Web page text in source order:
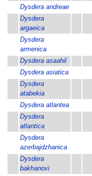
Dysdera andreae
Dysdera
argaeica
Dysdera
armenica
Dysdera asaahil
Dysdera asiatica
Dysdera
atabekia
Dysdera atlantea
Dysdera
atlantica
Dysdera
azerbajdzhanica
Dysdera
bakhanovi